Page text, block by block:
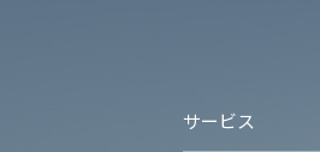
サービス